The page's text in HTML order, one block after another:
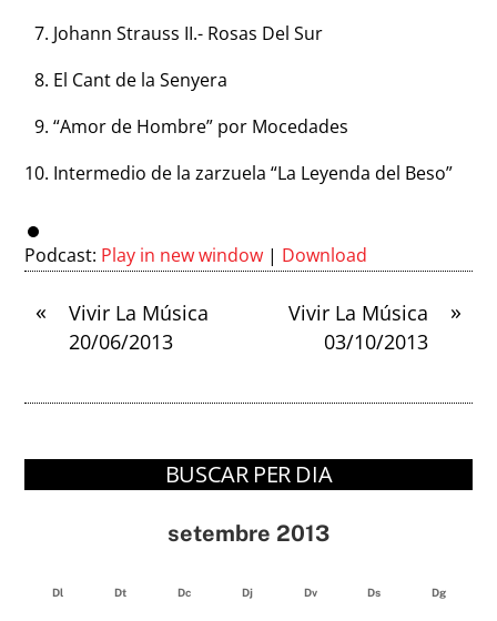
Johann Strauss II.- Rosas Del Sur
El Cant de la Senyera
“Amor de Hombre” por Mocedades
Intermedio de la zarzuela “La Leyenda del Beso”
Podcast: Play in new window | Download
«
Vivir La Música
20/06/2013
»
Vivir La Música
03/10/2013
BUSCAR PER DIA
setembre 2013
Dl Dt Dc Dj Dv Ds Dg